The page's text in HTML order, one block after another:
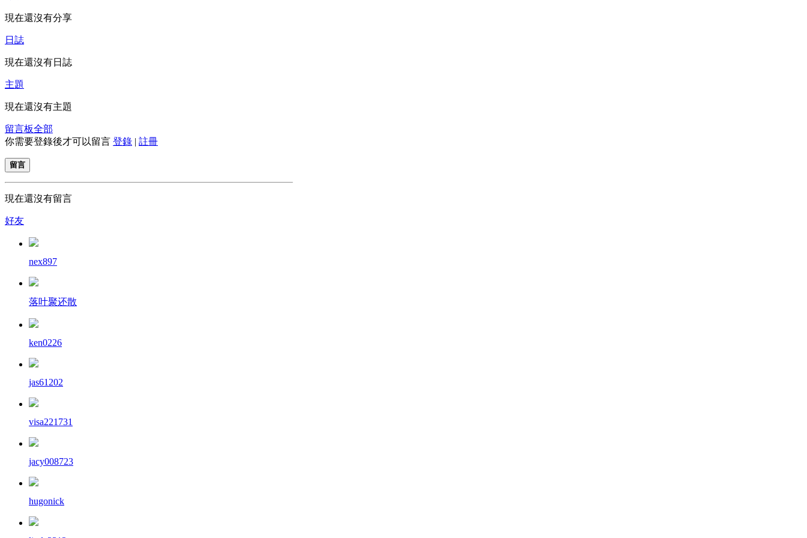
現在還沒有分享
日誌
現在還沒有日誌
主題
現在還沒有主題
留言板全部
你需要登錄後才可以留言 登錄 | 註冊
留言
現在還沒有留言
好友
nex897
落叶聚还散
ken0226
jas61202
visa221731
jacy008723
hugonick